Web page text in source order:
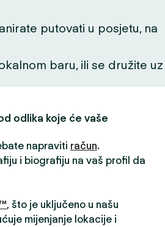
putovati u posjetu, na
baru, ili se družite uz
odlika koje će vaše
napraviti račun.
i biografiju na vaš profil da
, što je uključeno u našu
mijenjanje lokacije i